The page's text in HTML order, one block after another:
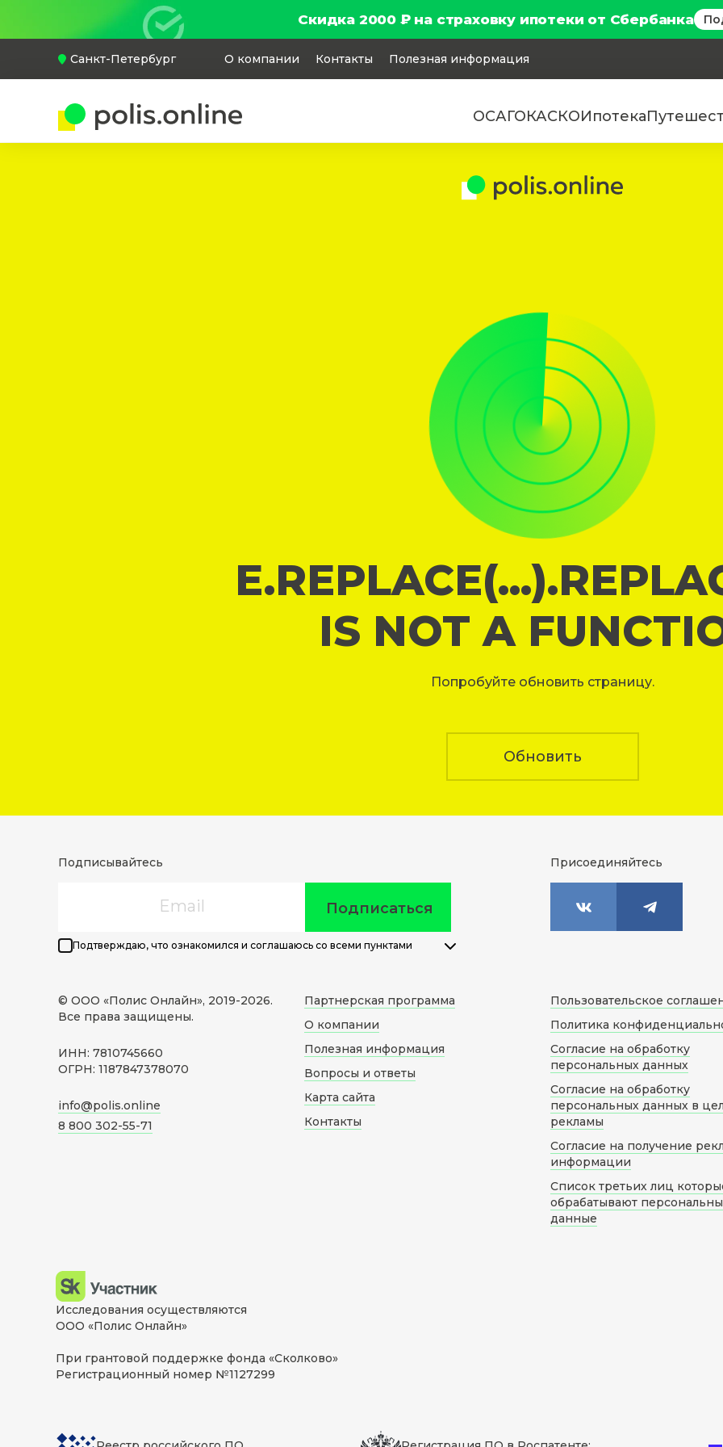
Скидка 2000 ₽ на страховку ипотеки от Сбербанка
Санкт-Петербург О компании Контакты Полезная информация
ОСАГОКАСКОИпотека
IS NOT A
Попробуйте обновить страницу.
Обновить
Подписывайтесь
Подписаться
Подтверждаю, что ознакомился и соглашаюсь со всеми пунктами
Присоединяйтесь
© ООО «Полис Онлайн», 2019-2026.
Все права защищены.
ИНН: 7810745660
ОГРН: 1187847378070
info@polis.online
8 800 302-55-71
Партнерская программа
О компании
Полезная информация
Вопросы и ответы
Карта сайта
Контакты
Пользовательское
Политика
Согласие на обработку
персональных данных
Согласие на обработку
персональных данных в
рекламы
Согласие на получение
информации
Список третьих лиц
обрабатывают
данные
Исследования осуществляются
ООО «Полис Онлайн»
При грантовой поддержке фонда «Сколково»
Регистрационный номер №1127299